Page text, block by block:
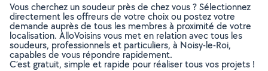
Vous cherchez un soudeur près de chez vous ? Sélectionnez
directement les offreurs de votre choix ou postez votre
demande auprès de tous les membres à proximité de votre
localisation. AlloVoisins vous met en relation avec tous les
soudeurs, professionnels et particuliers, à Noisy-le-Roi,
capables de vous répondre rapidement.
C’est gratuit, simple et rapide pour réaliser tous vos projets !